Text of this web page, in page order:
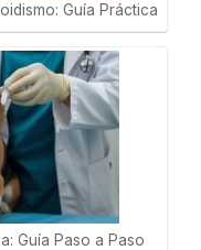
Guía Práctica
Guía Paso a Paso